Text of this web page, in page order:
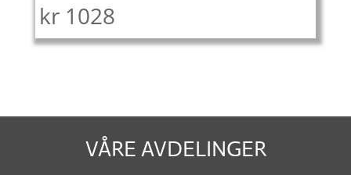
kr 1028
VÅRE AVDELINGER